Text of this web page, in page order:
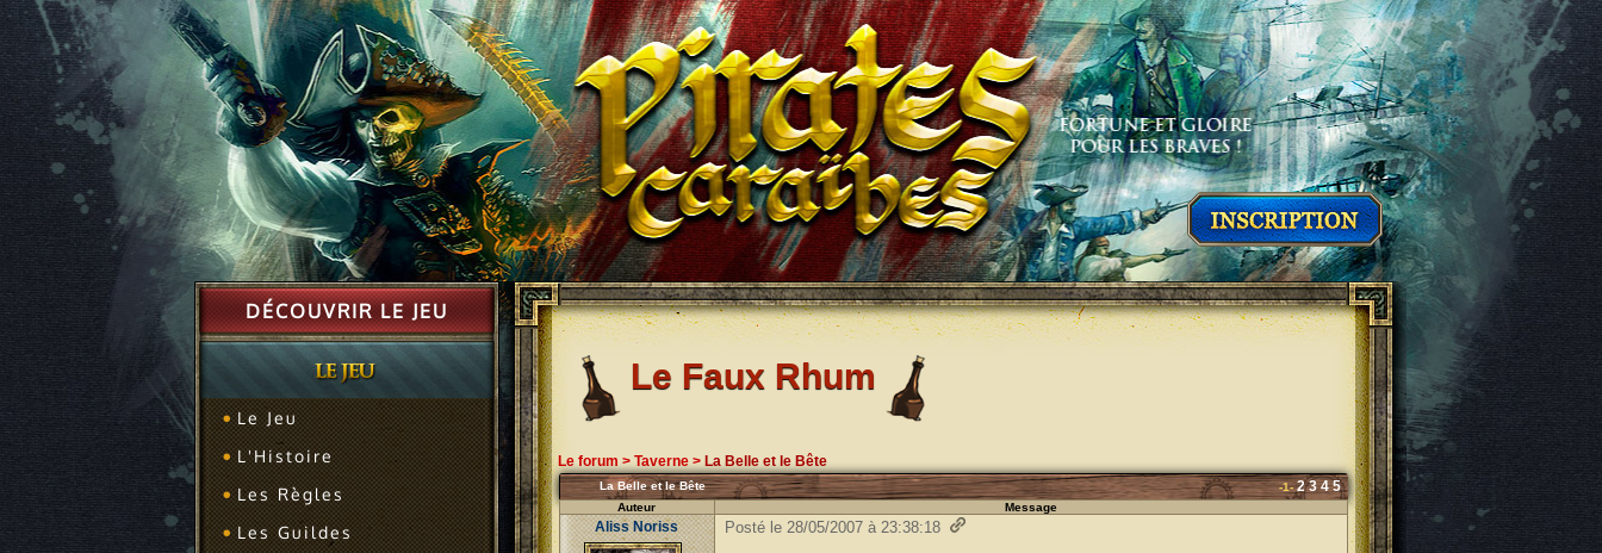
DÉCOUVRIR LE JEU
Le Jeu
L'Histoire
Les Règles
Les Guildes
Le Faux Rhum
Le forum > Taverne > La Belle et le Bête
La Belle et le Bête -1-2 3 4 5
Auteur Message
Aliss Noriss
Posté le 28/05/2007 à 23:38:18